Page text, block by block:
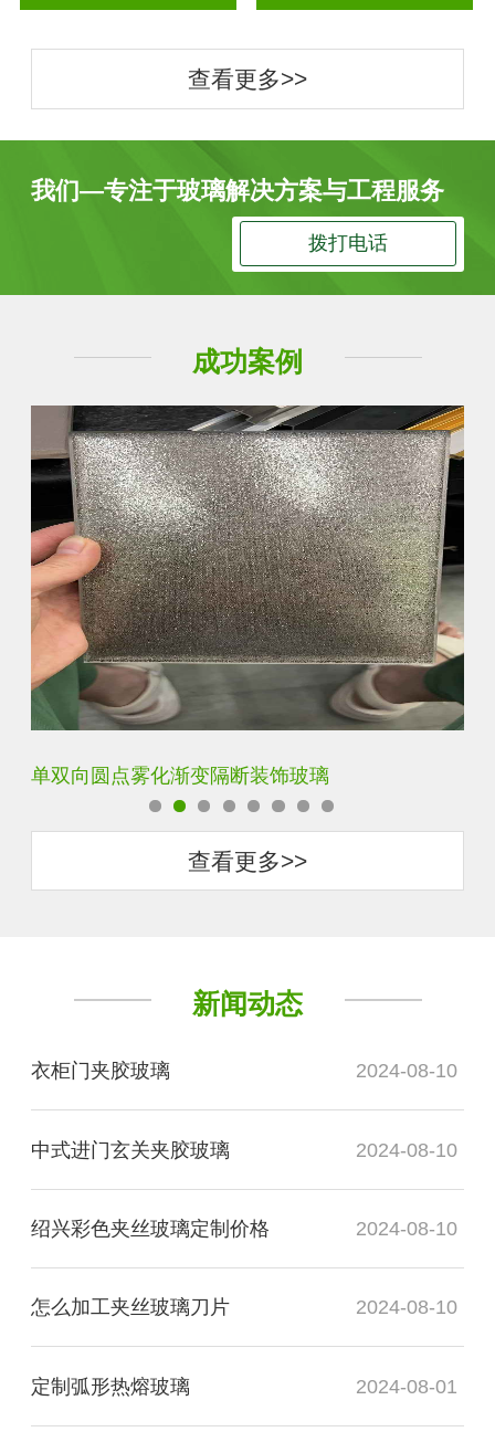
查看更多>>
我们—专注于玻璃解决方案与工程服务
拨打电话
成功案例
双向单向磨砂渐变玻璃
查看更多>>
新闻动态
衣柜门夹胶玻璃 2024-08-10
中式进门玄关夹胶玻璃 2024-08-10
绍兴彩色夹丝玻璃定制价格 2024-08-10
怎么加工夹丝玻璃刀片 2024-08-10
定制弧形热熔玻璃 2024-08-01